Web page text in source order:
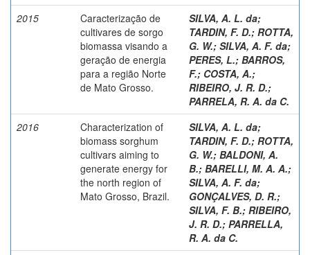
2015
Caracterização de
cultivares de sorgo
biomassa visando a
geração de energia
para a região Norte
de Mato Grosso.
SILVA, A. L. da;
TARDIN, F. D.; ROTTA,
G. W.; SILVA, A. F. da;
PERES, L.; BARROS,
F.; COSTA, A.;
RIBEIRO, J. R. D.;
PARRELA, R. A. da C.
2016
Characterization of
biomass sorghum
cultivars aiming to
generate energy for
the north region of
Mato Grosso, Brazil.
SILVA, A. L. da;
TARDIN, F. D.; ROTTA,
G. W.; BALDONI, A.
B.; BARELLI, M. A. A.;
SILVA, A. F. da;
GONÇALVES, D. R.;
SILVA, F. B.; RIBEIRO,
J. R. D.; PARRELLA,
R. A. da C.